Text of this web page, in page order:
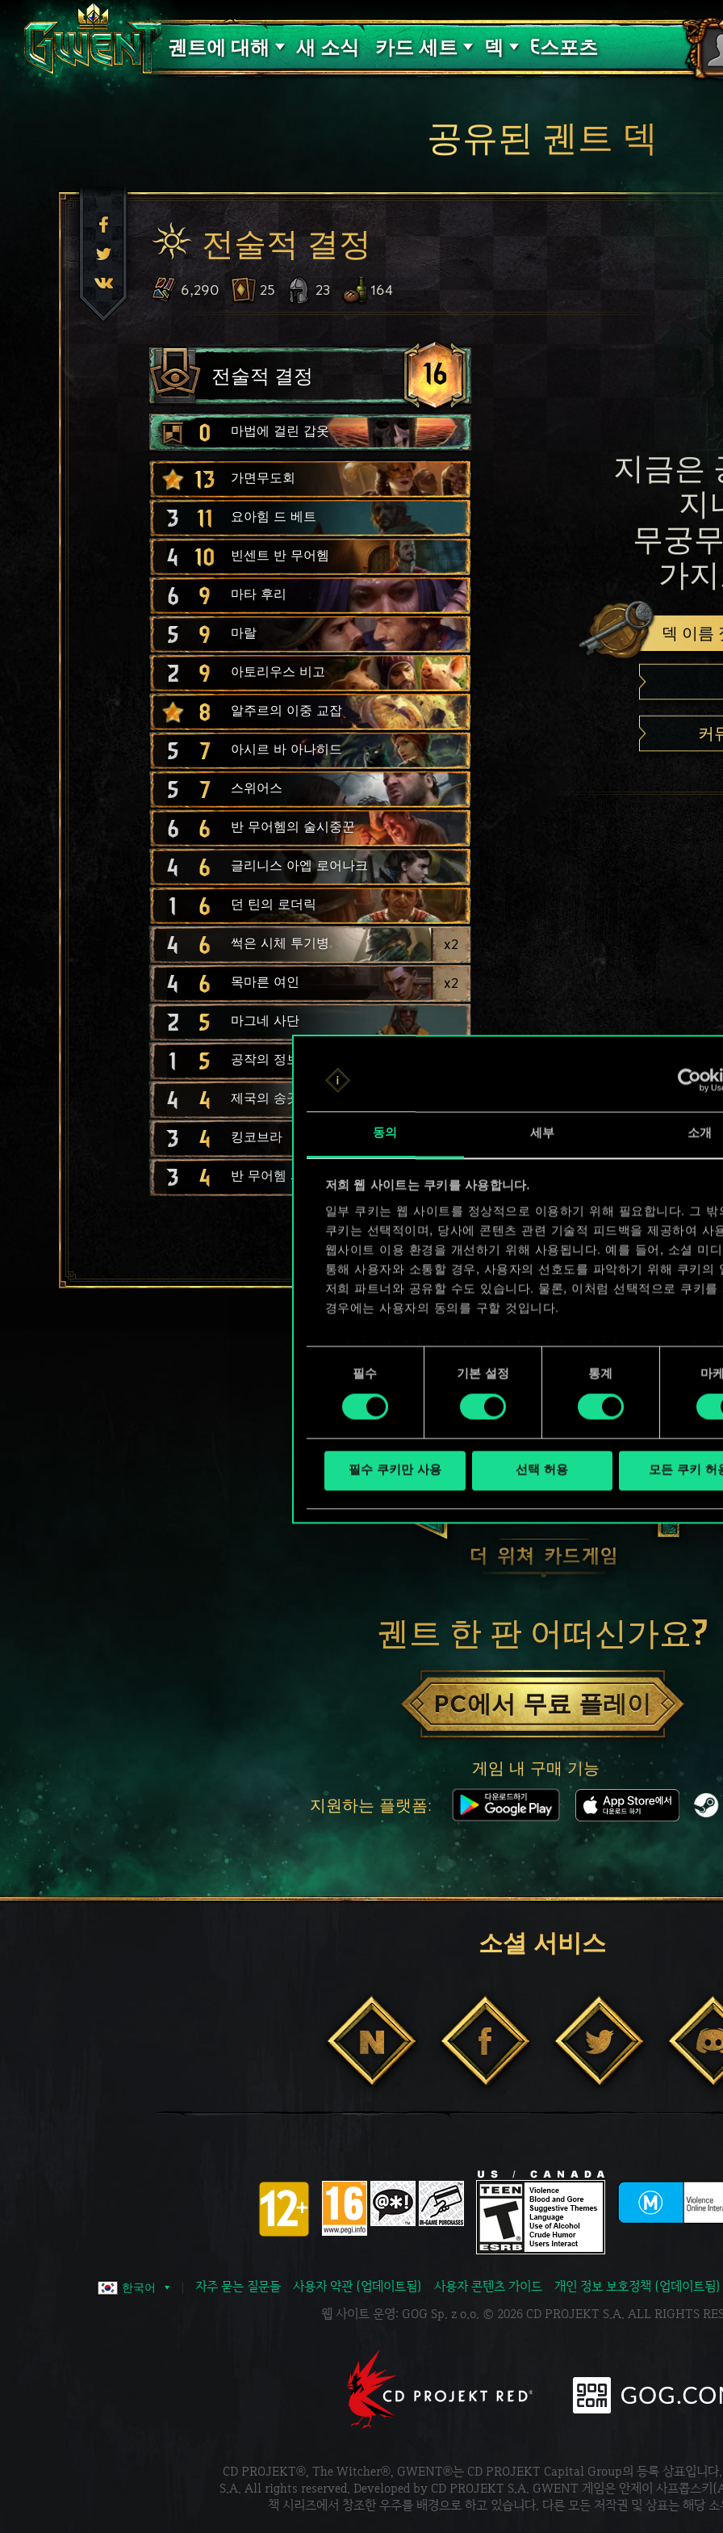
동의 세부 소개
저희 웹 사이트는 쿠키를 사용합니다.
일부 쿠키는 웹 사이트를 정상적으로 이용하기 위해 필요합니다. 그 밖
쿠키는 선택적이며, 당사에 콘텐츠 관련 기술적 피드백을 제공하여 사
웹사이트 이용 환경을 개선하기 위해 사용됩니다. 예를 들어, 소셜 미
통해 사용자와 소통할 경우, 사용자의 선호도를 파악하기 위해 쿠키의
저희 파트너와 공유할 수도 있습니다. 물론, 이처럼 선택적으로 쿠키를
경우에는 사용자의 동의를 구할 것입니다.
쿠키 사용에 관한 세부 사항이나 관련 설정은 아래의 "Settings" 메뉴에
확인할 수 있습니다.
필수 기본 설정 통계 마
필수 쿠키만 사용 선택 허용 모든 쿠키 허
궨트에 대해
고객 지원
새 소식 카드 세트
핏빛 저주
덱
덱 가이드
E스포츠
공유된 궨트 덱
전술적 결정
6,290 25 23 164
전술적 결정 16
0 마법에 걸린 갑옷
13 가면무도회
3 11 요아힘 드 베트
4 10 빈센트 반 무어헴
6 9 마타 후리
5 9 마랄
2 9 아토리우스 비고
8 알주르의 이중 교잡
5 7 아시르 바 아나히드
5 7 스위어스
6 6 반 무어헴의 술시중꾼
4 6 글리니스 아엡 로어나크
1 6 던 틴의 로더릭
4 6 썩은 시체 투기병 x2
4 6 목마른 여인 x2
2 5 마그네 사단
1 5 공작의 정보원
4 4 제국의 송곳니
3 4 킹코브라
3 4 반 무어헴 사냥꾼 x2
지금은
지
무궁
가
덱 이름
커
궨트 한 판 어떠신가요?
PC에서 무료 플레이
게임 내 구매 기능
지원하는 플랫폼:
소셜 서비스
한국어 자주 묻는 질문들 사용자 약관 (업데이트됨) 사용자 콘텐츠 가이드
개인 정보 보호정책 (업데이트됨)
웹 사이트 운영: GOG Sp. z o.o. © 2026 CD PROJEKT S.A. ALL RIGHTS
CD PROJEKT®, The Witcher®, GWENT®는 CD PROJEKT Capital Group의 등록 상표입니
S.A. All rights reserved. Developed by CD PROJEKT S.A. GWENT 게임은 안제이 사프콥스키
책 시리즈에서 창조한 우주를 배경으로 하고 있습니다. 다른 모든 저작권 및 상표는 해당